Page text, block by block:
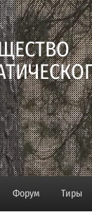
Форум Тиры